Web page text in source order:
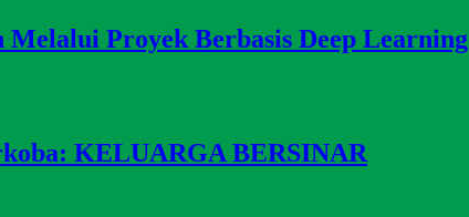
Proyek Berbasis Deep Learning
KELUARGA BERSINAR